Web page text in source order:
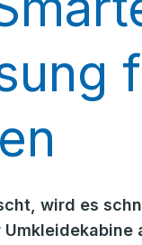
wird es